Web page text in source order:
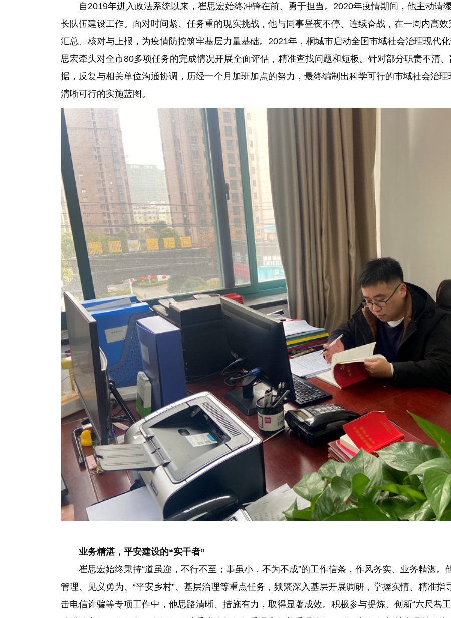
自2019年进入政法系统以来，崔思宏始终冲锋在前、勇于担当。2020年疫情期间，他主动请
长队伍建设工作。面对时间紧、任务重的现实挑战，他与同事昼夜不停、连续奋战，在一周内高
汇总、核对与上报，为疫情防控筑牢基层力量基础。2021年，桐城市启动全国市域社会治理现代
思宏牵头对全市80多项任务的完成情况开展全面评估，精准查找问题和短板。针对部分职责不清
据，反复与相关单位沟通协调，历经一个月加班加点的努力，最终编制出科学可行的市域社会治
清晰可行的实施蓝图。
业务精湛，平安建设的“实干者”
崔思宏始终秉持“道虽迩，不行不至；事虽小，不为不成”的工作信条，作风务实、业务精湛。
管理、见义勇为、“平安乡村”、基层治理等重点任务，频繁深入基层开展调研，掌握实情、精准
击电信诈骗等专项工作中，他思路清晰、措施有力，取得显著成效。积极参与提炼、创新“六尺巷